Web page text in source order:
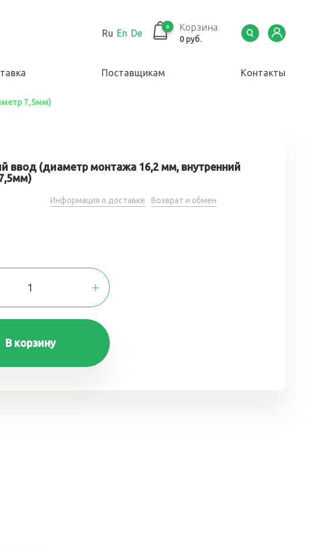
Ru En De
0 Корзина
0 руб.
Поставщикам Контакты
7,5мм)
ввод (диаметр монтажа 16,2 мм, внутренний
Информация о доставке Возврат и обмен
В корзину